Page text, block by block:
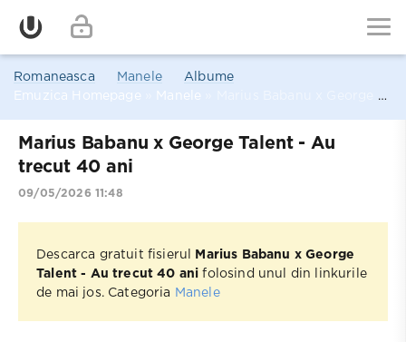
Romaneasca Manele
Albume
Emuzica Homepage
Manele
Marius Babanu x George Talent - Au
trecut 40 ani
09/05/2026 11:48
Descarca gratuit fisierul
Marius Babanu x George
Talent - Au trecut 40 ani folosind unul din linkurile
de mai jos. Categoria
Manele